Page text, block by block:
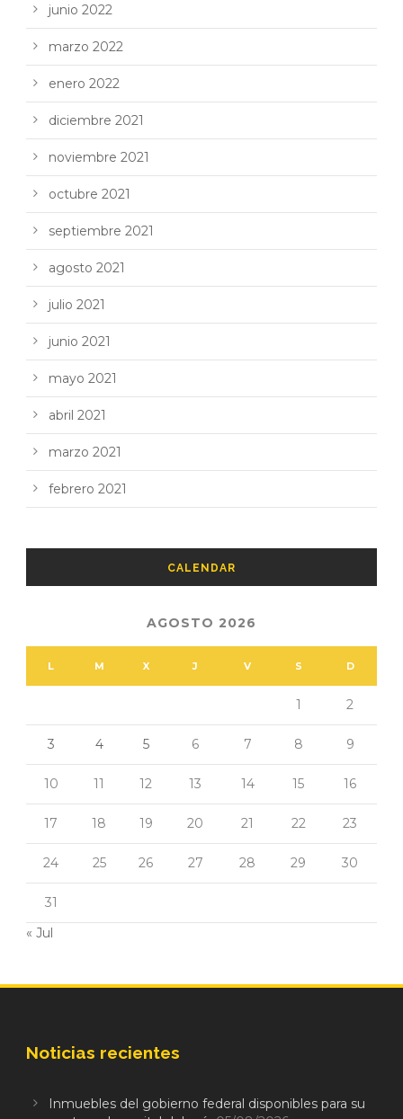
junio 2022
marzo 2022
enero 2022
diciembre 2021
noviembre 2021
octubre 2021
septiembre 2021
agosto 2021
julio 2021
junio 2021
mayo 2021
abril 2021
marzo 2021
febrero 2021
CALENDAR
AGOSTO 2026
L M X J V S D
1 2
3 4 5 6 7 8 9
10 11 12 13 14 15 16
17 18 19 20 21 22 23
24 25 26 27 28 29 30
31
« Jul
Noticias recientes
Inmuebles del gobierno federal disponibles para su